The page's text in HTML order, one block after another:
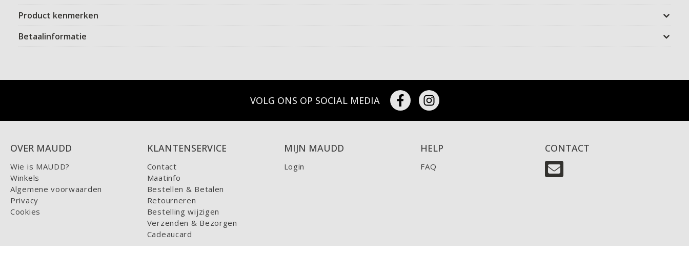
Product kenmerken
Betaalinformatie
VOLG ONS OP SOCIAL MEDIA
OVER MAUDD
Wie is MAUDD?
Winkels
Algemene voorwaarden
Privacy
Cookies
KLANTENSERVICE
Contact
Maatinfo
Bestellen & Betalen
Retourneren
Bestelling wijzigen
Verzenden & Bezorgen
Cadeaucard
MIJN MAUDD
Login
HELP
FAQ
CONTACT